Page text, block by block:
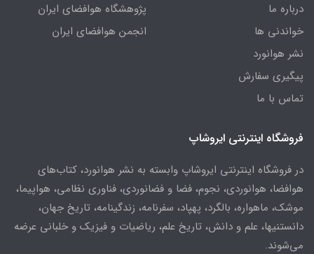
درباره ما
خواندنی ها
نشر هوانورد
پیگیری سفارش
تماس با ما
پژوهشگاه هوافضای ایران
انجمن هوافضای ایران
فروشگاه اینترنتی ایروشاپ
در فروشگاه اینترنتی ایروشاپ وابسته به نشر هوانورد، کتاب‌های
هوافضا، هوانوردی، نجوم، فضا و فضانوردی، فناوری نظامی، هواپیما،
موشک، ماهواره، بالگرد، پهپاد، سفرنامه، زندگینامه، تاریخ جهان،
دانستنیها، علم و دانش، تاریخ علم، ریاضیات و فیزیک و خلبانی عرضه
می‌شوند.